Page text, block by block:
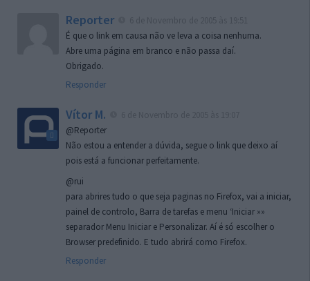
Reporter
É que o link em causa não ve leva a coisa nenhuma.
Abre uma página em branco e não passa daí.
Obrigado.
Responder
Vítor M.
@Reporter
Não estou a entender a dúvida, segue o link que deixo aí
pois está a funcionar perfeitamente.
@rui
para abrires tudo o que seja paginas no Firefox, vai a iniciar,
painel de controlo, Barra de tarefas e menu ‘Iniciar »»
separador Menu Iniciar e Personalizar. Aí é só escolher o
Browser predefinido. E tudo abrirá como Firefox.
Responder